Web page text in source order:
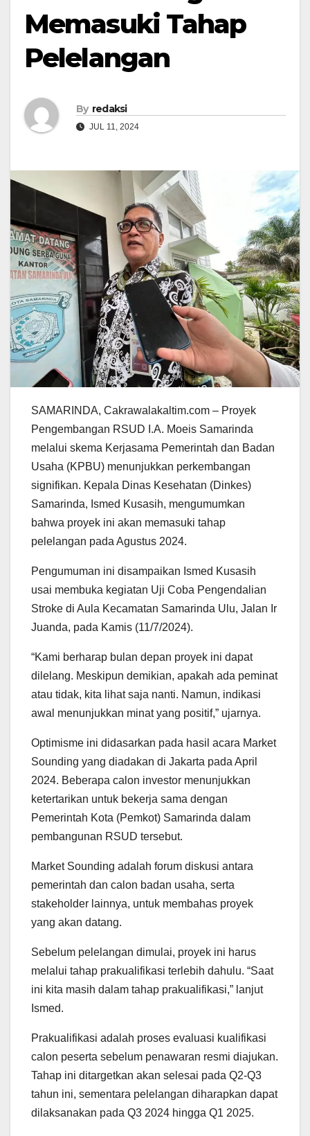
Memasuki Tahap
Pelelangan
By redaksi
JUL 11, 2024
SAMARINDA, Cakrawalakaltim.com – Proyek
Pengembangan RSUD I.A. Moeis Samarinda
melalui skema Kerjasama Pemerintah dan Badan
Usaha (KPBU) menunjukkan perkembangan
signifikan. Kepala Dinas Kesehatan (Dinkes)
Samarinda, Ismed Kusasih, mengumumkan
bahwa proyek ini akan memasuki tahap
pelelangan pada Agustus 2024.
Pengumuman ini disampaikan Ismed Kusasih
usai membuka kegiatan Uji Coba Pengendalian
Stroke di Aula Kecamatan Samarinda Ulu, Jalan Ir
Juanda, pada Kamis (11/7/2024).
“Kami berharap bulan depan proyek ini dapat
dilelang. Meskipun demikian, apakah ada peminat
atau tidak, kita lihat saja nanti. Namun, indikasi
awal menunjukkan minat yang positif,” ujarnya.
Optimisme ini didasarkan pada hasil acara Market
Sounding yang diadakan di Jakarta pada April
2024. Beberapa calon investor menunjukkan
ketertarikan untuk bekerja sama dengan
Pemerintah Kota (Pemkot) Samarinda dalam
pembangunan RSUD tersebut.
Market Sounding adalah forum diskusi antara
pemerintah dan calon badan usaha, serta
stakeholder lainnya, untuk membahas proyek
yang akan datang.
Sebelum pelelangan dimulai, proyek ini harus
melalui tahap prakualifikasi terlebih dahulu. “Saat
ini kita masih dalam tahap prakualifikasi,” lanjut
Ismed.
Prakualifikasi adalah proses evaluasi kualifikasi
calon peserta sebelum penawaran resmi diajukan.
Tahap ini ditargetkan akan selesai pada Q2-Q3
tahun ini, sementara pelelangan diharapkan dapat
dilaksanakan pada Q3 2024 hingga Q1 2025.